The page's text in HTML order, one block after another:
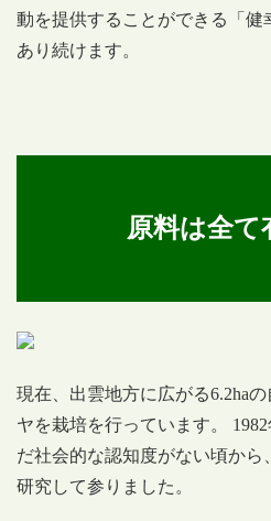
動を提供することができる「
あり続けます。
原料は全て
現在、出雲地方に広がる6.2ha
ヤを栽培を行っています。
だ社会的な認知度がない頃から
研究して参りました。